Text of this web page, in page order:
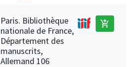
Paris. Bibliothèque
nationale de France,
Département des
manuscrits,
Allemand 106
add_shopping_cart